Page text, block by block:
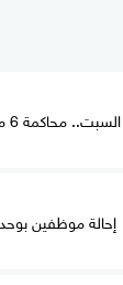
السبت.. محاكمة 6 متهمين بقضية خلية بولاق أبو...
إحالة موظفين